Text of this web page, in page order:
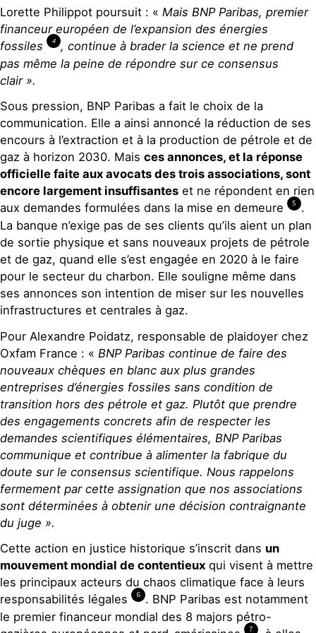
Lorette Philippot poursuit : « Mais BNP Paribas, premier
financeur européen de l’expansion des énergies
fossiles
4
, continue à brader la science et ne prend
pas même la peine de répondre sur ce consensus
clair ».
Sous pression, BNP Paribas a fait le choix de la
communication. Elle a ainsi annoncé la réduction de ses
encours à l’extraction et à la production de pétrole et de
gaz à horizon 2030. Mais ces annonces, et la réponse
officielle faite aux avocats des trois associations, sont
encore largement insuffisantes et ne répondent en rien
aux demandes formulées dans la mise en demeure
5
.
La banque n’exige pas de ses clients qu’ils aient un plan
de sortie physique et sans nouveaux projets de pétrole
et de gaz, quand elle s’est engagée en 2020 à le faire
pour le secteur du charbon. Elle souligne même dans
ses annonces son intention de miser sur les nouvelles
infrastructures et centrales à gaz.
Pour Alexandre Poidatz, responsable de plaidoyer chez
Oxfam France : « BNP Paribas continue de faire des
nouveaux chèques en blanc aux plus grandes
entreprises d’énergies fossiles sans condition de
transition hors des pétrole et gaz. Plutôt que prendre
des engagements concrets afin de respecter les
demandes scientifiques élémentaires, BNP Paribas
communique et contribue à alimenterla fabrique du
doute sur le consensus scientifique. Nous rappelons
fermement par cette assignation que nos associations
sont déterminées à obtenir une décision contraignante
du juge ».
Cette action en justice historique s’inscrit dans un
mouvement mondial de contentieux qui visent à mettre
les principaux acteurs du chaos climatique face à leurs
responsabilités légales
6
. BNP Paribas est notamment
le premier financeur mondial des 8 majors pétro-
7